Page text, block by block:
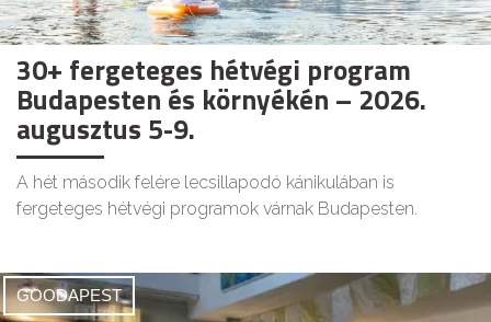
30+ fergeteges hétvégi program
Budapesten és környékén – 2026.
augusztus 5-9.
A hét második felére lecsillapodó kánikulában is
fergeteges hétvégi programok várnak Budapesten.
GOODAPEST